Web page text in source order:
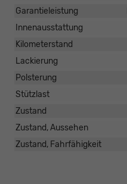
Garantieleistung
Innenausstattung
Kilometerstand
Lackierung
Polsterung
Stützlast
Zustand
Zustand, Aussehen
Zustand, Fahrfähigkeit